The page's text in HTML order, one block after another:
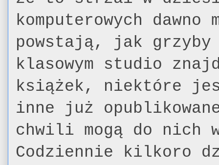
komputerowych
powstają, jak grzyby
klasowym studio
książek, niektóre
inne już
chwili mogą do
Codziennie kilkoro